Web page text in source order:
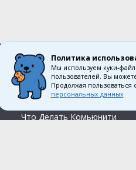
О компании
Вакансии
О нас
Контакты
Что Делать Комьюнити
Политика
Мы используем куки-
пользователей. Вы
Продолжая
персональных данных